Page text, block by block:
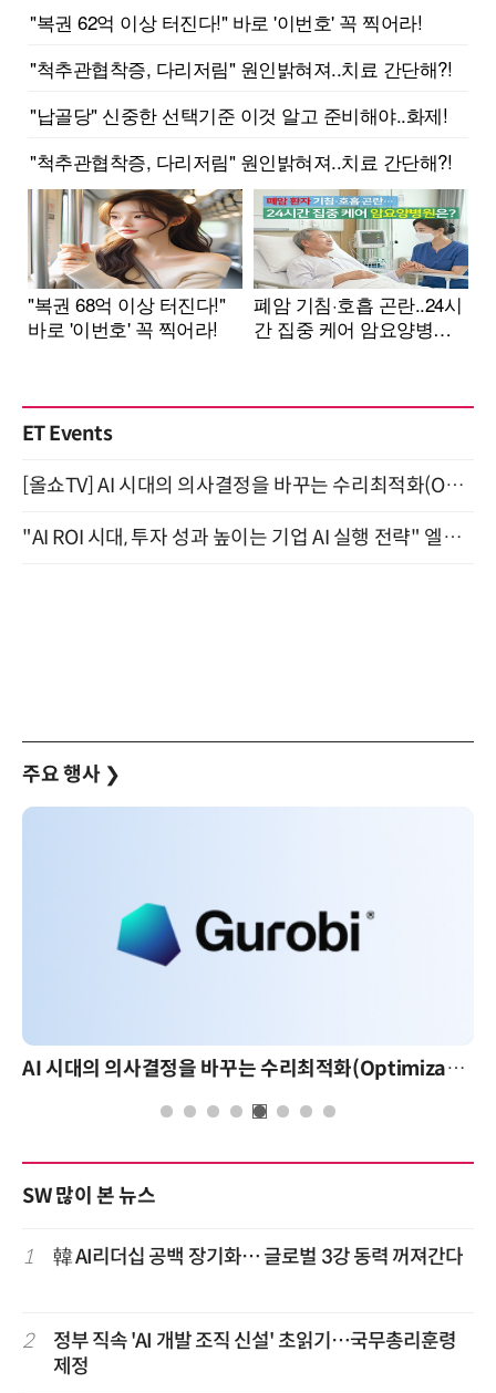
ET Events
[올쇼TV] AI 시대의 의사결정을 바꾸는 수리최적화(Optimization) 소개 (8/20 생방송)
"AI ROI 시대, 투자 성과 높이는 기업 AI 실행 전략" 엘타워 6층 (9월 18일)
주요 행사 ❯
AI 시대의 의사결정을 바꾸는 수리최적화(Optimization): 실제 산업 적용 사례와 활용 전략
SW 많이 본 뉴스
1 韓 AI리더십 공백 장기화… 글로벌 3강 동력 꺼져간다
2
정부 직속 'AI 개발 조직 신설' 초읽기…국무총리훈령
제정